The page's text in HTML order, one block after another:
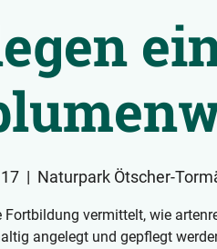
  |
Naturpark Ötscher-
Fortbildung vermittelt, wie
angelegt und gepflegt